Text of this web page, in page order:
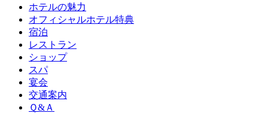
ホテルの魅力
オフィシャルホテル特典
宿泊
レストラン
ショップ
スパ
宴会
交通案内
Ｑ&Ａ